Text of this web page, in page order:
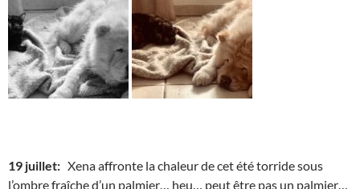
19 juillet: Xena affronte la chaleur de cet été torride sous
l’ombre fraîche d’un palmier… heu… peut être pas un palmier…